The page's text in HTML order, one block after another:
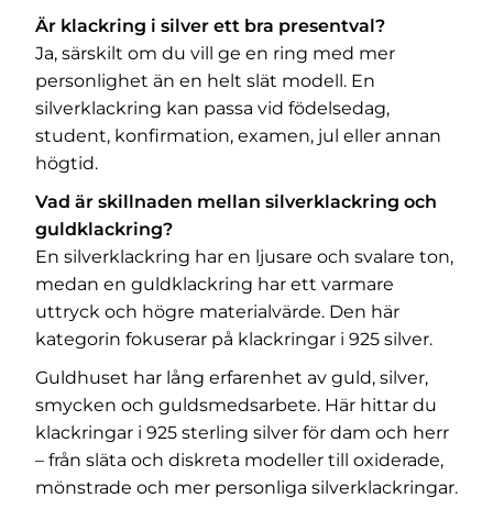
Är klackring i silver ett bra presentval?
Ja, särskilt om du vill ge en ring med mer
personlighet än en helt slät modell. En
silverklackring kan passa vid födelsedag,
student, konfirmation, examen, jul eller annan
högtid.
Vad är skillnaden mellan silverklackring och
guldklackring?
En silverklackring har en ljusare och svalare ton,
medan en guldklackring har ett varmare
uttryck och högre materialvärde. Den här
kategorin fokuserar på klackringar i 925 silver.
Guldhuset har lång erfarenhet av guld, silver,
smycken och guldsmedsarbete. Här hittar du
klackringar i 925 sterling silver för dam och herr
– från släta och diskreta modeller till oxiderade,
mönstrade och mer personliga silverklackringar.